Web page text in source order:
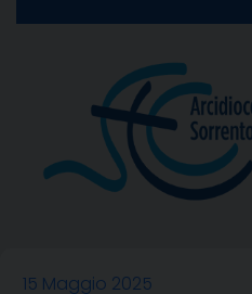
15 Maggio 2025